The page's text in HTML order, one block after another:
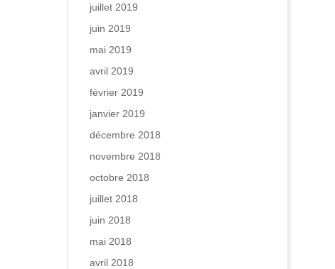
juillet 2019
juin 2019
mai 2019
avril 2019
février 2019
janvier 2019
décembre 2018
novembre 2018
octobre 2018
juillet 2018
juin 2018
mai 2018
avril 2018